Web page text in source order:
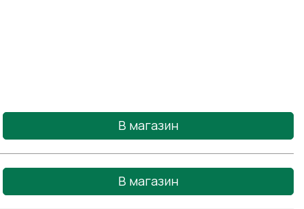
В магазин
В магазин